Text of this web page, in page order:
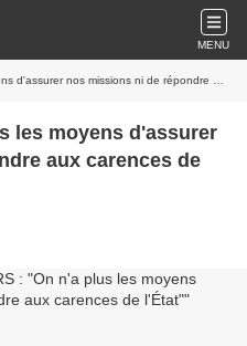
MENU
nos missions ni de répondre aux carences de l'État"
les moyens d'assurer
aux carences de